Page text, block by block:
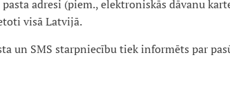
adresi (piem., elektroniskās dāvanu
visā Latvijā.
un SMS starpniecību tiek informēts par